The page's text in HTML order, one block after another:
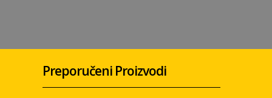
Preporučeni Proizvodi